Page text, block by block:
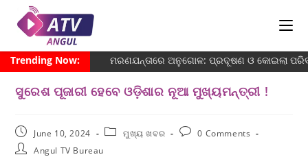
Trending Now: ମରଣଯନ୍ତାରେ ଅନୁଗୋଳ: ପ୍ରଦୂଷଣ ଓ କୋଇଲା
ସୁରେଶ ପୂଜାରୀ ହେବେ ଓଡ଼ିଶାର ନୂଆ ମୁଖ୍ୟମନ୍ତ୍ରୀ !
June 10, 2024 ମୁଖ୍ୟ ଖବର
0 Comments
Angul TV Bureau